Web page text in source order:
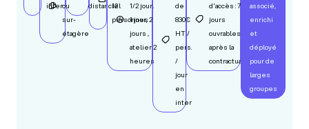
interou
sur-
étagère
distanciel
12
personnes
1/2 jour,
1 jour, 2
jours ,
atelier 2
heures
de
830€
HT /
pers.
/
jour
en
inter
d'accès : 7
jours
ouvrables
après la
contractualisation
associé,
enrichi
et
déployé
pour de
larges
groupes